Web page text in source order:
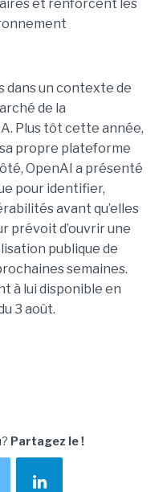
et renforcent les
dans un contexte de
de la
Plus tôt cette année,
propre plateforme
OpenAI a présenté
pour identifier,
avant qu’elles
prévoit d’ouvrir une
publique de
semaines.
à lui disponible en
3 août.
Partagez le !